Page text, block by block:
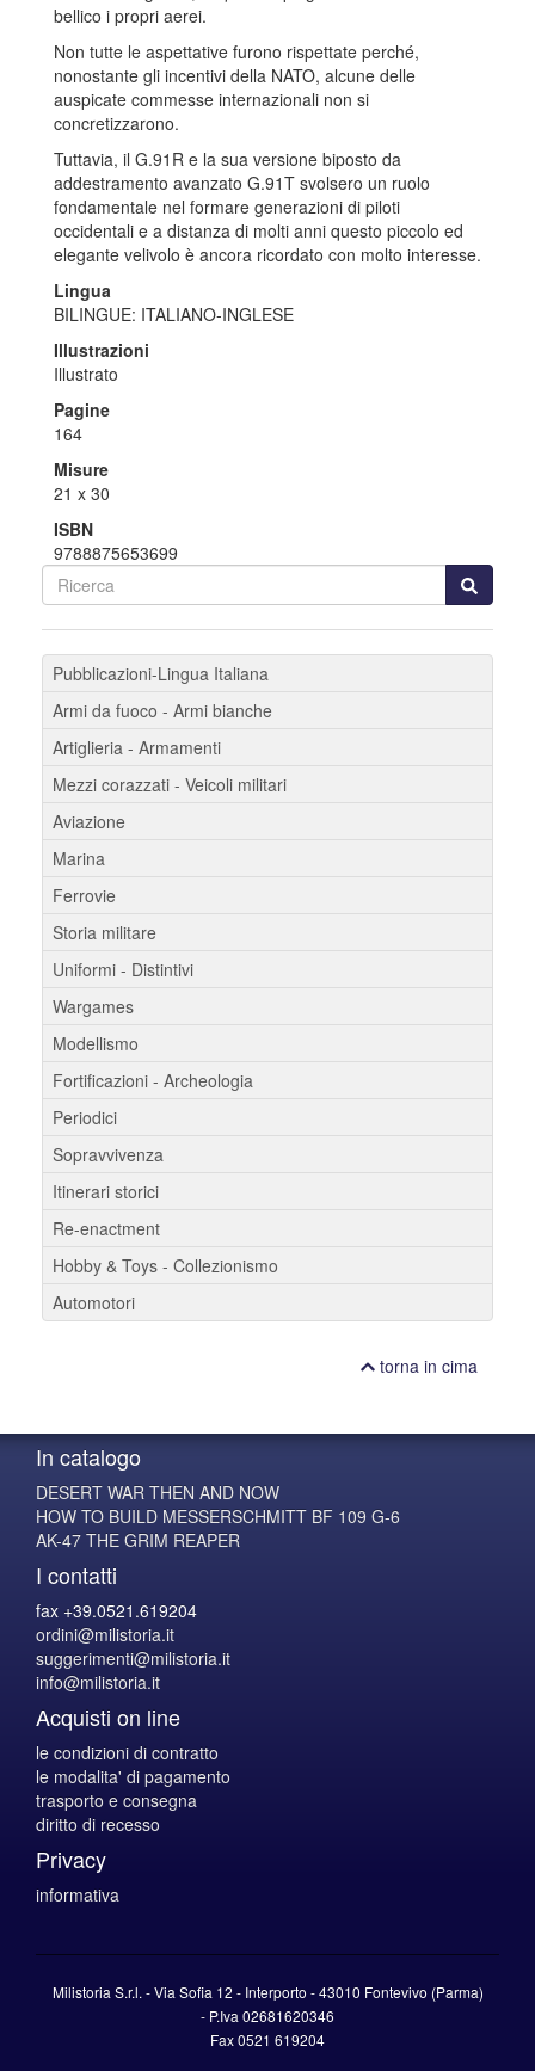
bellico i propri aerei.
Non tutte le aspettative furono rispettate perché,
nonostante gli incentivi della NATO, alcune delle
auspicate commesse internazionali non si
concretizzarono.
Tuttavia, il G.91R e la sua versione biposto da
addestramento avanzato G.91T svolsero un ruolo
fondamentale nel formare generazioni di piloti
occidentali e a distanza di molti anni questo piccolo ed
elegante velivolo è ancora ricordato con molto interesse.
Lingua
BILINGUE: ITALIANO-INGLESE
Illustrazioni
Illustrato
Pagine
164
Misure
21 x 30
ISBN
9788875653699
Pubblicazioni-Lingua Italiana
Armi da fuoco - Armi bianche
Artiglieria - Armamenti
Mezzi corazzati - Veicoli militari
Aviazione
Marina
Ferrovie
Storia militare
Uniformi - Distintivi
Wargames
Modellismo
Fortificazioni - Archeologia
Periodici
Sopravvivenza
Itinerari storici
Re-enactment
Hobby & Toys - Collezionismo
Automotori
torna in cima
In catalogo
DESERT WAR THEN AND NOW
HOW TO BUILD MESSERSCHMITT BF 109 G-6
AK-47 THE GRIM REAPER
I contatti
fax +39.0521.619204
ordini@milistoria.it
suggerimenti@milistoria.it
info@milistoria.it
Acquisti on line
le condizioni di contratto
le modalita' di pagamento
trasporto e consegna
diritto di recesso
Privacy
informativa
Milistoria S.r.l. - Via Sofia 12 - Interporto - 43010 Fontevivo (Parma)
- P.Iva 02681620346
Fax 0521 619204